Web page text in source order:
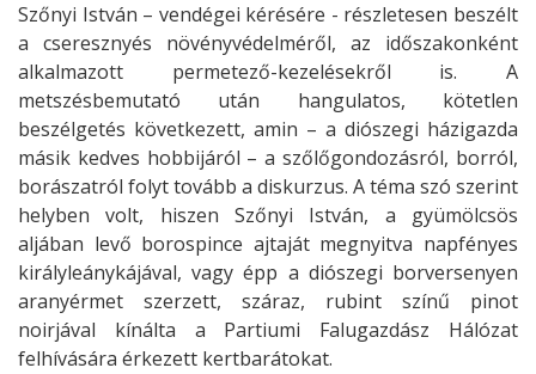
Szőnyi István – vendégei kérésére - részletesen beszélt
a cseresznyés növényvédelméről, az időszakonként
alkalmazott permetező-kezelésekről is. A
metszésbemutató után hangulatos, kötetlen
beszélgetés következett, amin – a diószegi házigazda
másik kedves hobbijáról – a szőlőgondozásról, borról,
borászatról folyt tovább a diskurzus. A téma szó szerint
helyben volt, hiszen Szőnyi István, a gyümölcsös
aljában levő borospince ajtaját megnyitva napfényes
királyleánykájával, vagy épp a diószegi borversenyen
aranyérmet szerzett, száraz, rubint színű pinot
noirjával kínálta a Partiumi Falugazdász Hálózat
felhívására érkezett kertbarátokat.